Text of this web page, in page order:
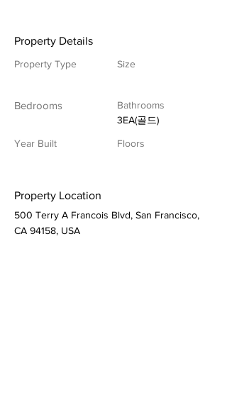
Property Details
Property Type
Bedrooms
Year Built
Size
Bathrooms
3EA(골드)
Floors
Property Location
500 Terry A Francois Blvd, San Francisco,
CA 94158, USA